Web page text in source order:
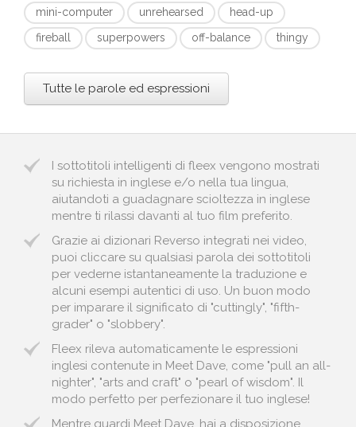
mini-computer
unrehearsed
head-up
fireball
superpowers off-balance thingy
Tutte le parole ed espressioni
I sottotitoli intelligenti di fleex vengono mostrati
su richiesta in inglese e/o nella tua lingua,
aiutandoti a guadagnare scioltezza in inglese
mentre ti rilassi davanti al tuo film preferito.
Grazie ai dizionari Reverso integrati nei video,
puoi cliccare su qualsiasi parola dei sottotitoli
per vederne istantaneamente la traduzione e
alcuni esempi autentici di uso. Un buon modo
per imparare il significato di "cuttingly", "fifth-
grader" o "slobbery".
Fleex rileva automaticamente le espressioni
inglesi contenute in Meet Dave, come "pull an all-
nighter", "arts and craft" o "pearl of wisdom". Il
modo perfetto per perfezionare il tuo inglese!
Mentre guardi Meet Dave, hai a disposizione